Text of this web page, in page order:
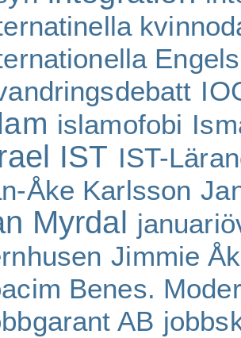
islamofobi
IST IST-
Åke Karlsson
Myrdal
Jimmie
Benes.
AB